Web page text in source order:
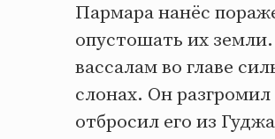
Пармара нанёс
опустошать их земли.
вассалам во главе
слонах. Он
отбросил его из